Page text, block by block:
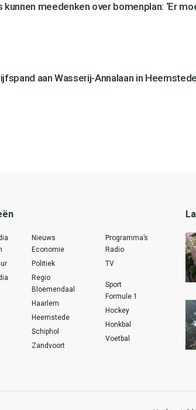
kunnen meedenken over bomenplan: ‘Er
aan Wasserij-Annalaan in
Nieuws
Economie
Politiek
Regio
Bloemendaal
Haarlem
Heemstede
Schiphol
Zandvoort
Programma’s
Radio
TV
Sport
Formule 1
Hockey
Honkbal
Voetbal